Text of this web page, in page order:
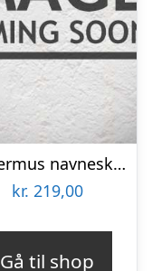
Flagermus navneskilt – farve
kr. 219,00
Gå til shop